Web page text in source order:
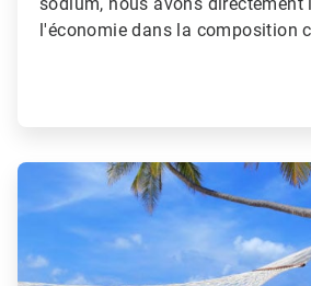
l'économie dans la composition
ArticleTile
de